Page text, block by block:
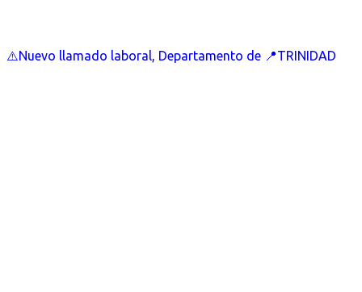
⚠️Nuevo llamado laboral, Departamento de 📍TRINIDAD